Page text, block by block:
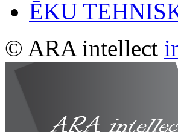
ĒKU
© ARA intellect